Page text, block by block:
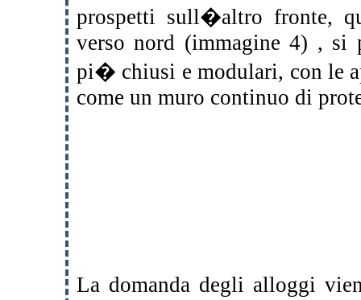
prospetti sull�altro fronte,
verso nord (immagine 4) , si
pi� chiusi e modulari, con le
come un muro continuo di
La domanda degli alloggi